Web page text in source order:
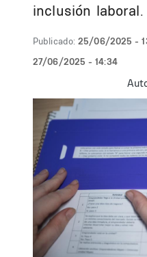
inclusión laboral.
Publicado: 25/06/2025 -
27/06/2025 - 14:34